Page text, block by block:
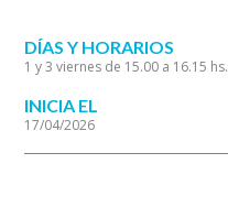
DÍAS Y HORARIOS
1 y 3 viernes de 15.00 a 16.15 hs.
INICIA EL
17/04/2026